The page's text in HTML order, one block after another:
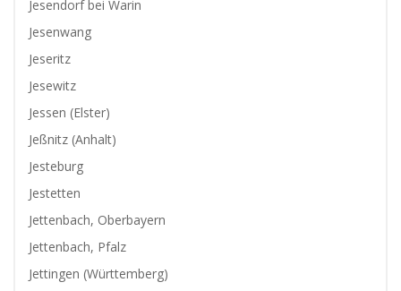
Jesendorf bei Warin
Jesenwang
Jeseritz
Jesewitz
Jessen (Elster)
Jeßnitz (Anhalt)
Jesteburg
Jestetten
Jettenbach, Oberbayern
Jettenbach, Pfalz
Jettingen (Württemberg)